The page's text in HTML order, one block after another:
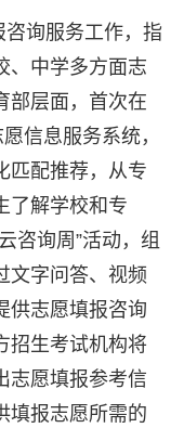
询服务工作，指
、中学多方面志
部层面，首次在
信息服务系统，
匹配推荐，从专
了解学校和专
咨询周”活动，组
文字问答、视频
供志愿填报咨询
招生考试机构将
志愿填报参考信
填报志愿所需的